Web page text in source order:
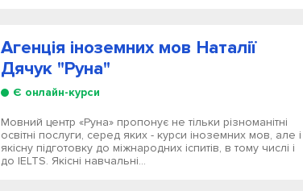
Агенція іноземних мов Наталії
Дячук "Руна"
Є онлайн-курси
Мовний центр «Руна» пропонує не тільки різноманітні
освітні послуги, серед яких - курси іноземних мов, але і
якісну підготовку до міжнародних іспитів, в тому числі і
до IELTS. Якісні навчальні...